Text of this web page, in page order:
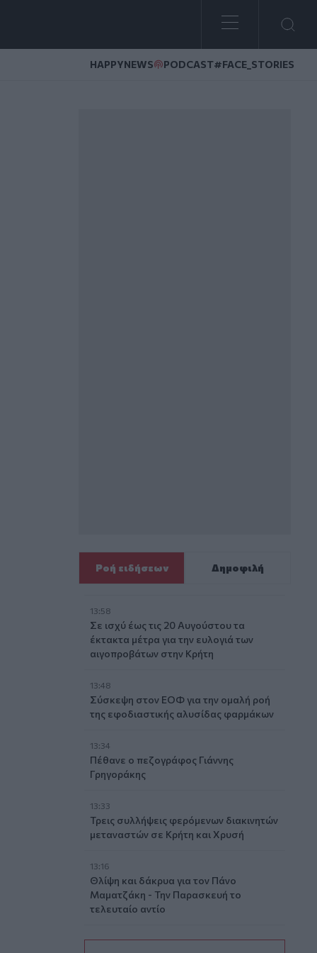
HAPPYNEWS PODCAST#FACE_STORIES
Ροή ειδήσεων Δημοφιλή
13:58
Σε ισχύ έως τις 20 Αυγούστου τα
έκτακτα μέτρα για την ευλογιά των
αιγοπροβάτων στην Κρήτη
13:48
Σύσκεψη στον ΕΟΦ για την ομαλή ροή
της εφοδιαστικής αλυσίδας φαρμάκων
13:34
Πέθανε ο πεζογράφος Γιάννης
Γρηγοράκης
13:33
Τρεις συλλήψεις φερόμενων διακινητών
μεταναστών σε Κρήτη και Χρυσή
13:16
Θλίψη και δάκρυα για τον Πάνο
Μαματζάκη - Την Παρασκευή το
τελευταίο αντίο
13:15